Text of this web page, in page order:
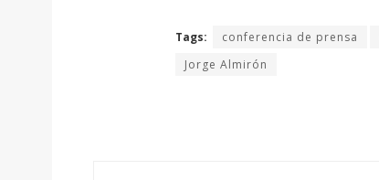
Tags: conferencia de prensa
Jorge Almirón